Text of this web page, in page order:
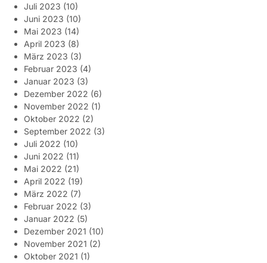
Juli 2023 (10)
Juni 2023 (10)
Mai 2023 (14)
April 2023 (8)
März 2023 (3)
Februar 2023 (4)
Januar 2023 (3)
Dezember 2022 (6)
November 2022 (1)
Oktober 2022 (2)
September 2022 (3)
Juli 2022 (10)
Juni 2022 (11)
Mai 2022 (21)
April 2022 (19)
März 2022 (7)
Februar 2022 (3)
Januar 2022 (5)
Dezember 2021 (10)
November 2021 (2)
Oktober 2021 (1)